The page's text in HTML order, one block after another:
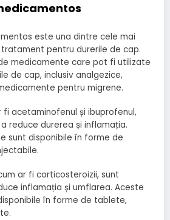
este una dintre cele mai
pentru durerile de cap.
medicamente care pot fi utilizate
de cap, inclusiv analgezice,
pentru migrene.
fi acetaminofenul și ibuprofenul,
reduce durerea și inflamația.
sunt disponibile în forme de
ar fi corticosteroizii, sunt
inflamația și umflarea. Aceste
în forme de tablete,